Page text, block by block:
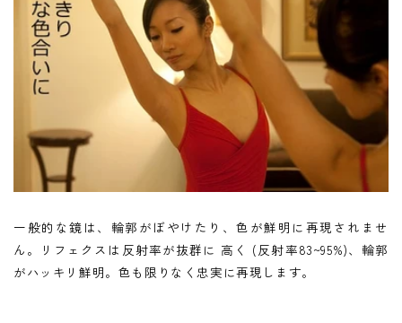
一般的な鏡は、輪郭がぼやけたり、色が鮮明に再現されませ
ん。リフェクスは反射率が抜群に 高く (反射率83~95%)、輪郭
がハッキリ鮮明。色も限りなく忠実に再現します。